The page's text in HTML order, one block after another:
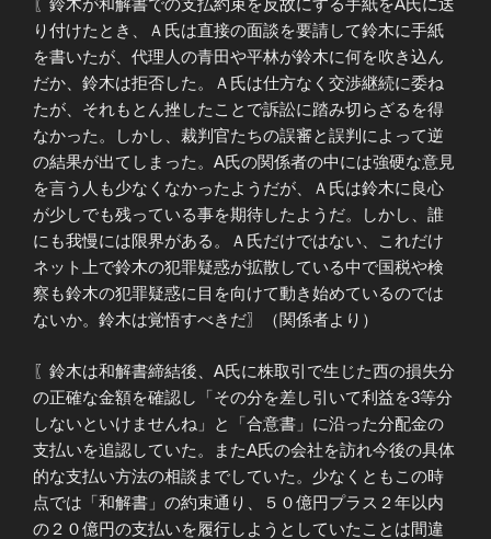
〖鈴木が和解書での支払約束を反故にする手紙をA氏に送
り付けたとき、Ａ氏は直接の面談を要請して鈴木に手紙
を書いたが、代理人の青田や平林が鈴木に何を吹き込ん
だか、鈴木は拒否した。Ａ氏は仕方なく交渉継続に委ね
たが、それもとん挫したことで訴訟に踏み切らざるを得
なかった。しかし、裁判官たちの誤審と誤判によって逆
の結果が出てしまった。A氏の関係者の中には強硬な意見
を言う人も少なくなかったようだが、Ａ氏は鈴木に良心
が少しでも残っている事を期待したようだ。しかし、誰
にも我慢には限界がある。Ａ氏だけではない、これだけ
ネット上で鈴木の犯罪疑惑が拡散している中で国税や検
察も鈴木の犯罪疑惑に目を向けて動き始めているのでは
ないか。鈴木は覚悟すべきだ〗（関係者より）
〖鈴木は和解書締結後、A氏に株取引で生じた西の損失分
の正確な金額を確認し「その分を差し引いて利益を3等分
しないといけませんね」と「合意書」に沿った分配金の
支払いを追認していた。またA氏の会社を訪れ今後の具体
的な支払い方法の相談までしていた。少なくともこの時
点では「和解書」の約束通り、５０億円プラス２年以内
の２０億円の支払いを履行しようとしていたことは間違